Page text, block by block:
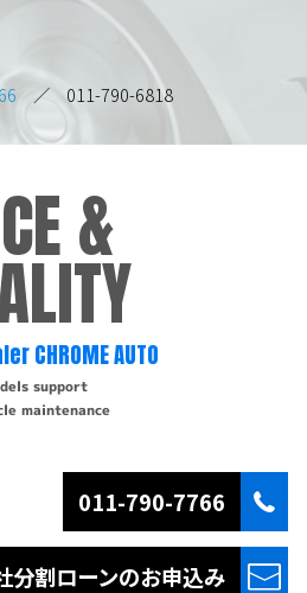
／ 011-790-6818
&
CHROME AUTO
support
maintenance
011-790-7766
分割ローンのお申込み